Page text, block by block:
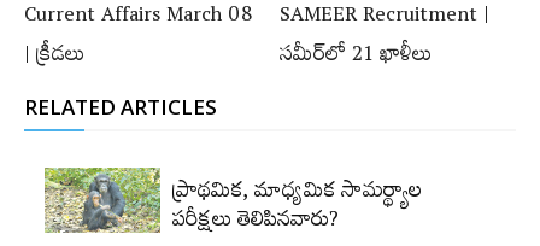
Current Affairs March 08
| క్రీడలు
SAMEER Recruitment |
సమీర్‌లో 21 ఖాళీలు
RELATED ARTICLES
ప్రాథమిక, మాధ్యమిక సామర్థ్యాల
పరీక్షలు తెలిపినవారు?